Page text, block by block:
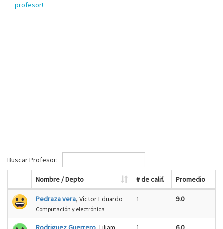
profesor!
Buscar Profesor:
Nombre / Depto # de calif. Promedio
Pedraza vera, Víctor Eduardo
Computación y electrónica
1 9.0
Rodriguez Guerrero, Liliam 1 6.0